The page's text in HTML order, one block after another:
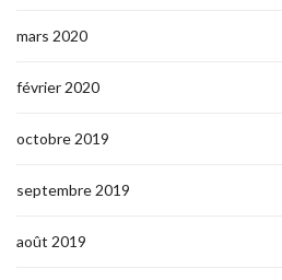
mars 2020
février 2020
octobre 2019
septembre 2019
août 2019